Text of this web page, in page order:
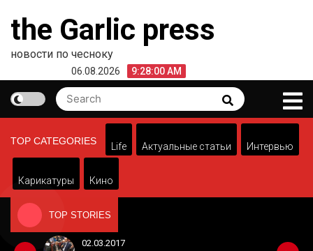
content
the Garlic press
новости по чесноку
06.08.2026 9:28:00 AM
Search
for:
Search
TOP CATEGORIES
Life Актуальные статьи Интервью
Карикатуры Кино
TOP STORIES
02.03.2017